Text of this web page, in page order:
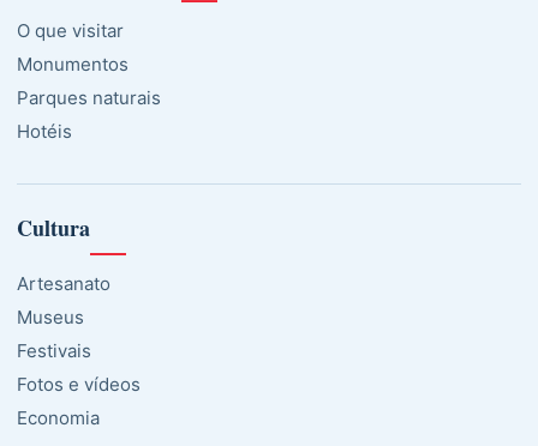
O que visitar
Monumentos
Parques naturais
Hotéis
Cultura
Artesanato
Museus
Festivais
Fotos e vídeos
Economia